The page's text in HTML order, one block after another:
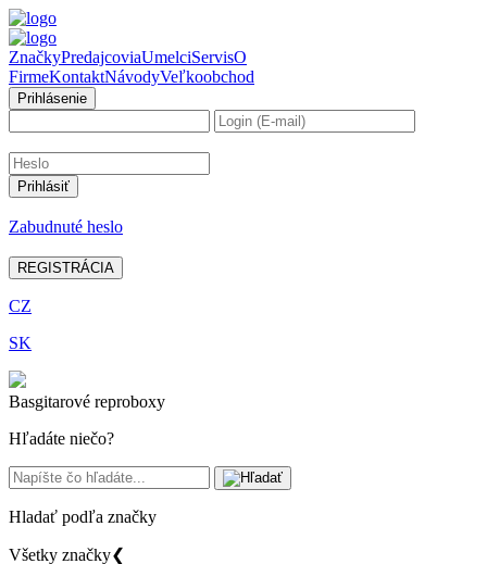
ZnačkyPredajcoviaUmelciServisO
FirmeKontaktNávodyVeľkoobchod
Prihlásenie
Zabudnuté heslo
REGISTRÁCIA
CZ
SK
Basgitarové reproboxy
Hľadáte niečo?
Hladať podľa značky
Všetky značky❮